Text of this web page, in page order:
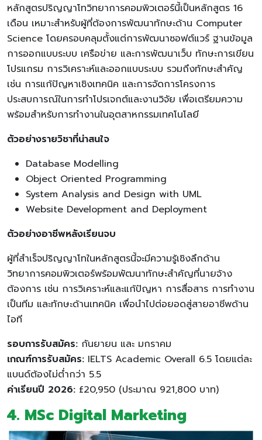
หลักสูตรปริญญาโทวิทยาการคอมพิวเตอร์นี้เป็นหลักสูตร 16
เดือน เหมาะสำหรับผู้ที่ต้องการพัฒนาทักษะด้าน Computer
Science โดยครอบคลุมตั้งแต่การพัฒนาซอฟต์แวร์ ฐานข้อมูล
การออกแบบระบบ เครือข่าย และการพัฒนาเว็บ ทักษะการเขียน
โปรแกรม การวิเคราะห์และออกแบบระบบ รวมถึงทักษะสำคัญ
เช่น การแก้ปัญหาเชิงเทคนิค และการจัดการโครงการ
ประสบการณ์ในการทำโปรเจกต์และงานวิจัย เพื่อเตรียมความ
พร้อมสำหรับการทำงานในอุตสาหกรรมเทคโนโลยี
ตัวอย่างรายวิชาที่น่าสนใจ
Database Modelling
Object Oriented Programming
System Analysis and Design with UML
Website Development and Deployment
ตัวอย่างอาชีพหลังเรียนจบ
ผู้ที่สำเร็จปริญญาโทในหลักสูตรนี้จะมีความรู้เชิงลึกด้าน
วิทยาการคอมพิวเตอร์พร้อมพัฒนาทักษะสำคัญที่นายจ้าง
ต้องการ เช่น การวิเคราะห์และแก้ปัญหา การสื่อสาร การทำงาน
เป็นทีม และทักษะด้านเทคนิค เพื่อนำไปต่อยอดสู่สายอาชีพด้าน
ไอที
รอบการรับสมัคร: กันยายน และ มกราคม
เกณฑ์การรับสมัคร: IELTS Academic Overall 6.5 โดยแต่ละ
แบนด์ต้องไม่ต่ำกว่า 5.5
ค่าเรียนปี 2026: £20,950 (ประมาณ 921,800 บาท)
4. MSc Digital Marketing